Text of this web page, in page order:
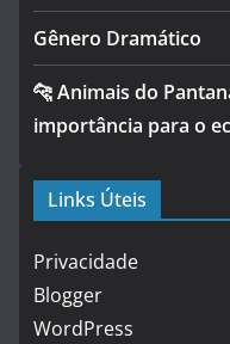
Gênero Dramático
🐆 Animais do
importância para o
Links Úteis
Privacidade
Blogger
WordPress